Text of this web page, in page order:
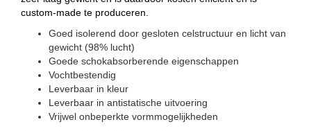
custom-made te produceren.
Goed isolerend door gesloten celstructuur en licht van
gewicht (98% lucht)
Goede schokabsorberende eigenschappen
Vochtbestendig
Leverbaar in kleur
Leverbaar in antistatische uitvoering
Vrijwel onbeperkte vormmogelijkheden